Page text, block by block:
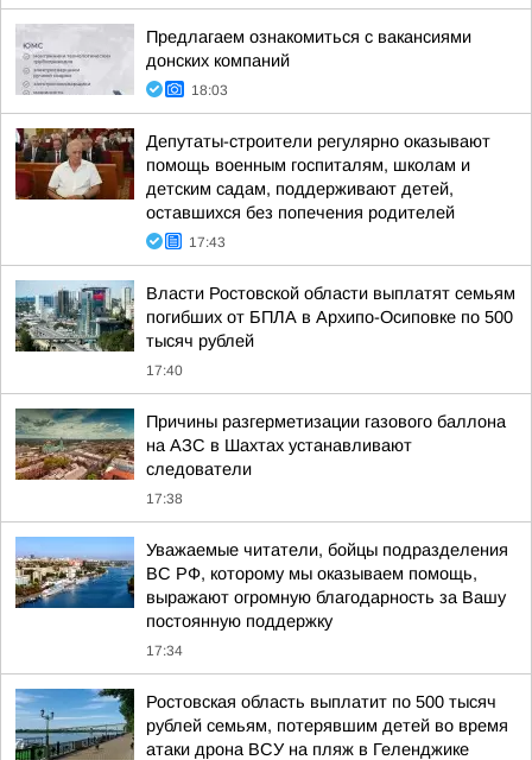
Предлагаем ознакомиться с вакансиями
донских компаний
18:03
Депутаты-строители регулярно оказывают
помощь военным госпиталям, школам и
детским садам, поддерживают детей,
оставшихся без попечения родителей
17:43
Власти Ростовской области выплатят семьям
погибших от БПЛА в Архипо-Осиповке по 500
тысяч рублей
17:40
Причины разгерметизации газового баллона
на АЗС в Шахтах устанавливают
следователи
17:38
Уважаемые читатели, бойцы подразделения
ВС РФ, которому мы оказываем помощь,
выражают огромную благодарность за Вашу
постоянную поддержку
17:34
Ростовская область выплатит по 500 тысяч
рублей семьям, потерявшим детей во время
атаки дрона ВСУ на пляж в Геленджике